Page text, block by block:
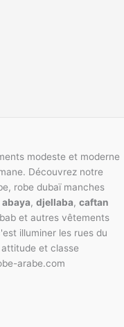
modeste et moderne
Découvrez notre
robe dubaï manches
abaya, djellaba, caftan
et autres vêtements
illuminer les rues du
et classe
arabe.com